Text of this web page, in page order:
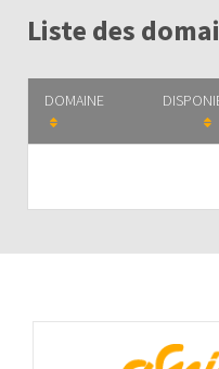
Liste des
DOMAINE